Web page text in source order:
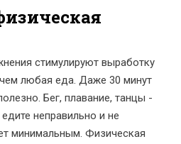
стимулируют выработку
чем любая еда. Даже 30 минут
Бег, плавание, танцы -
неправильно и не
минимальным. Физическая